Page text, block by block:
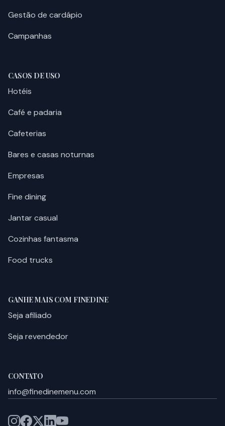
Gestão de cardápio
Campanhas
CASOS DE USO
Hotéis
Café e padaria
Cafeterias
Bares e casas noturnas
Empresas
Fine dining
Jantar casual
Cozinhas fantasma
Food trucks
GANHE MAIS COM FINEDINE
Seja afiliado
Seja revendedor
CONTATO
info@finedinemenu.com